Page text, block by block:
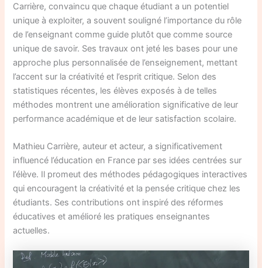
Carrière, convaincu que chaque étudiant a un potentiel
unique à exploiter, a souvent souligné l’importance du rôle
de l’enseignant comme guide plutôt que comme source
unique de savoir. Ses travaux ont jeté les bases pour une
approche plus personnalisée de l’enseignement, mettant
l’accent sur la créativité et l’esprit critique. Selon des
statistiques récentes, les élèves exposés à de telles
méthodes montrent une amélioration significative de leur
performance académique et de leur satisfaction scolaire.
Mathieu Carrière, auteur et acteur, a significativement
influencé l’éducation en France par ses idées centrées sur
l’élève. Il promeut des méthodes pédagogiques interactives
qui encouragent la créativité et la pensée critique chez les
étudiants. Ses contributions ont inspiré des réformes
éducatives et amélioré les pratiques enseignantes
actuelles.